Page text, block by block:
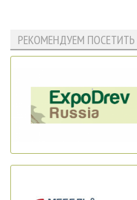
РЕКОМЕНДУЕМ ПОСЕТИТЬ